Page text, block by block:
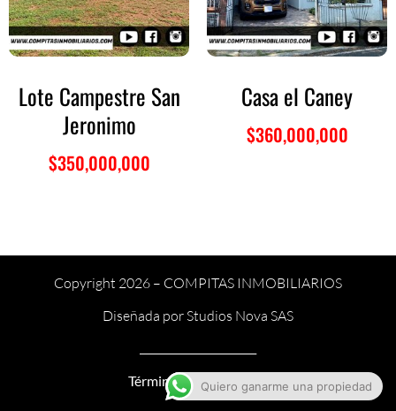
Lote Campestre San
Jeronimo
$350,000,000
Casa el Caney
$360,000,000
Copyright 2026 – COMPITAS INMOBILIARIOS
Diseñada porStudios Nova SAS
Términos y condicionesQuiero ganarme una propiedad